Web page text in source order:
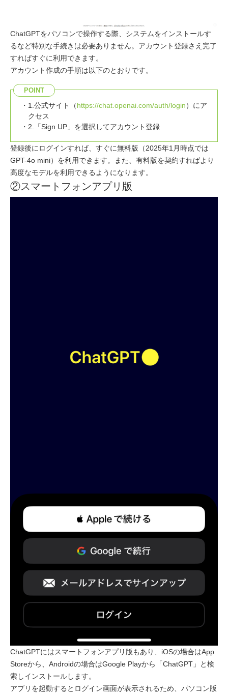
ChatGPTをパソコンで操作する際、システムをインストールす
るなど特別な手続きは必要ありません。アカウント登録さえ完了
すればすぐに利用できます。
アカウント作成の手順は以下のとおりです。
POINT
1.公式サイト（https://chat.openai.com/auth/login）にア
クセス
2.「Sign UP」を選択してアカウント登録
登録後にログインすれば、すぐに無料版（2025年1月時点では
GPT-4o mini）を利用できます。また、有料版を契約すればより
高度なモデルを利用できるようになります。
②スマートフォンアプリ版
ChatGPTにはスマートフォンアプリ版もあり、iOSの場合はApp
Storeから、Androidの場合はGoogle Playから「ChatGPT」と検
索しインストールします。
アプリを起動するとログイン画面が表示されるため、パソコン版